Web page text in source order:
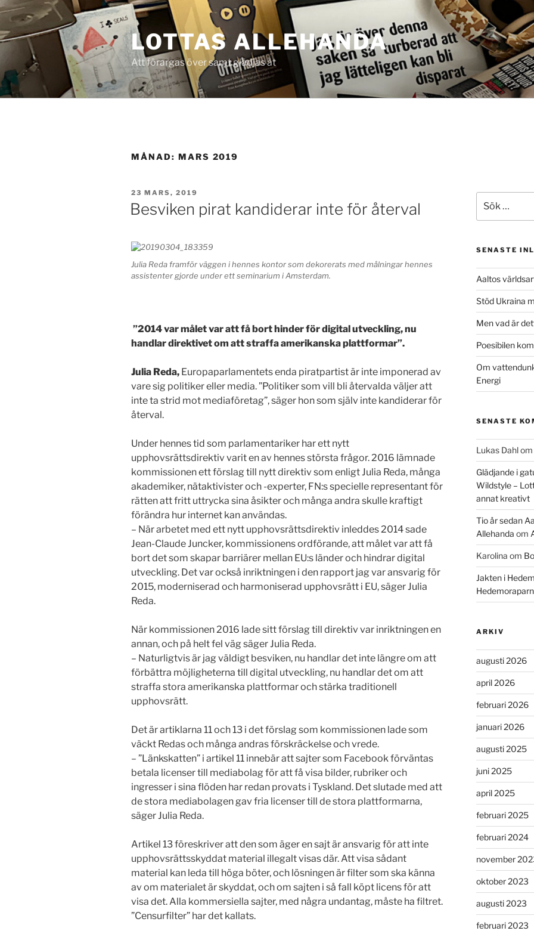
Hoppa
till
innehåll
LOTTAS ALLEHANDA
Att förargas över samt glädjas åt
MÅNAD: MARS 2019
PUBLICERAT
23 MARS, 2019
Besviken pirat kandiderar inte för återval
Julia Reda framför väggen i hennes kontor som dekorerats med målningar hennes
assistenter gjorde under ett seminarium i Amsterdam.
”2014 var målet var att få bort hinder för digital utveckling, nu
handlar direktivet om att straffa amerikanska plattformar”.
Julia Reda, Europaparlamentets enda piratpartist är inte imponerad av
vare sig politiker eller media. ”Politiker som vill bli återvalda väljer att
inte ta strid mot mediaföretag”, säger hon som själv inte kandiderar för
återval.
Under hennes tid som parlamentariker har ett nytt
upphovsrättsdirektiv varit en av hennes största frågor. 2016 lämnade
kommissionen ett förslag till nytt direktiv som enligt Julia Reda, många
akademiker, nätaktivister och -experter, FN:s specielle representant för
rätten att fritt uttrycka sina åsikter och många andra skulle kraftigt
förändra hur internet kan användas.
– När arbetet med ett nytt upphovsrättsdirektiv inleddes 2014 sade
Jean-Claude Juncker, kommissionens ordförande, att målet var att få
bort det som skapar barriärer mellan EU:s länder och hindrar digital
utveckling. Det var också inriktningen i den rapport jag var ansvarig för
2015, moderniserad och harmoniserad upphovsrätt i EU, säger Julia
Reda.
När kommissionen 2016 lade sitt förslag till direktiv var inriktningen en
annan, och på helt fel väg säger Julia Reda.
– Naturligtvis är jag väldigt besviken, nu handlar det inte längre om att
förbättra möjligheterna till digital utveckling, nu handlar det om att
straffa stora amerikanska plattformar och stärka traditionell
upphovsrätt.
Det är artiklarna 11 och 13 i det förslag som kommissionen lade som
väckt Redas och många andras förskräckelse och vrede.
– ”Länkskatten” i artikel 11 innebär att sajter som Facebook förväntas
betala licenser till mediabolag för att få visa bilder, rubriker och
ingresser i sina flöden har redan provats i Tyskland. Det slutade med att
de stora mediabolagen gav fria licenser till de stora plattformarna,
säger Julia Reda.
Artikel 13 föreskriver att den som äger en sajt är ansvarig för att inte
upphovsrättsskyddat material illegalt visas där. Att visa sådant
material kan leda till höga böter, och lösningen är filter som ska känna
av om materialet är skyddat, och om sajten i så fall köpt licens för att
visa det. Alla kommersiella sajter, med några undantag, måste ha filtret.
”Censurfilter” har det kallats.
efter:
SENASTE
Aaltos
Stöd Ukraina
Men vad är
Poesibilen
Om
Energi
SENASTE
Lukas Dahlom
Glädjande i
Wildstyle –
annat kreativt
Tio år sedan
Allehanda om
Karolina om
Jakten i
ARKIV
augusti 2026
april 2026
februari 2026
januari 2026
augusti 2025
juni 2025
april 2025
februari 2025
februari 2024
november
oktober 2023
augusti 2023
februari 2023